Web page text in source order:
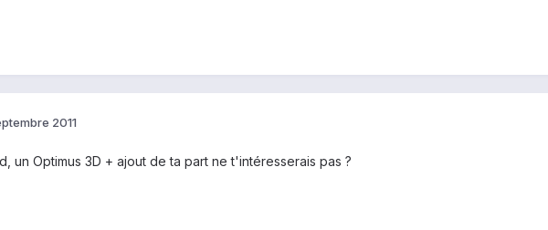
2011
un Optimus 3D + ajout de ta part ne t'intéresserais pas ?